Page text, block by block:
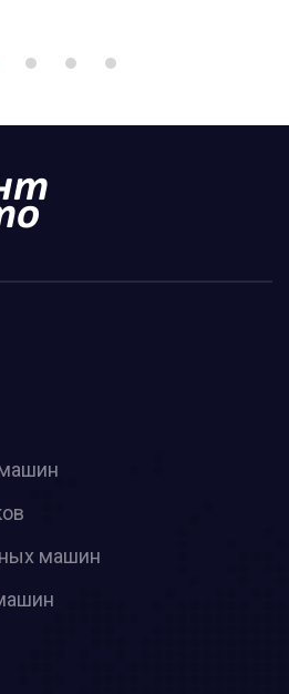
машин